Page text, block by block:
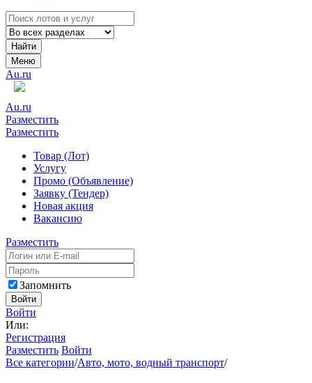
Найти
Меню
Au.ru
Au.ru
Разместить
Разместить
Товар (Лот)
Услугу
Промо (Объявление)
Заявку (Тендер)
Новая акция
Вакансию
Разместить
Запомнить
Войти
Войти
Или:
Регистрация
Разместить Войти
Все категории/Авто, мото, водный транспорт/